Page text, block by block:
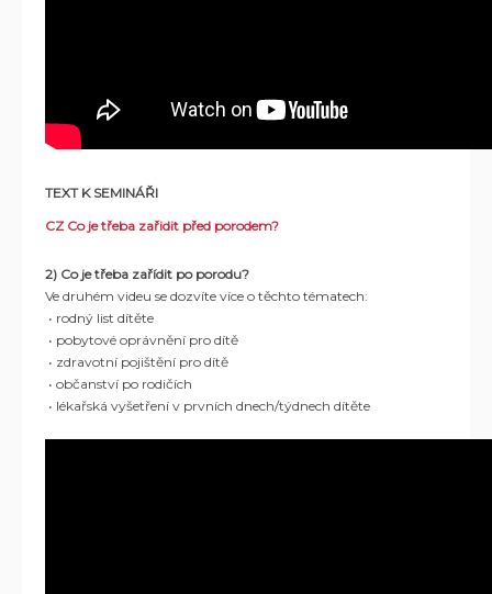
TEXT K SEMINÁŘI
CZ Co je třeba zařidit před porodem?
2) Co je třeba zařídit po porodu?
Ve druhém videu se dozvíte více o těchto tématech:
• rodný list dítěte
• pobytové oprávnění pro dítě
• zdravotní pojištění pro dítě
• občanství po rodičích
• lékařská vyšetření v prvních dnech/týdnech dítěte